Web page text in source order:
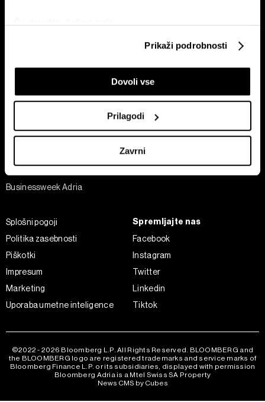
Identificirati napravo z aktivnim preverjanjem
lastnosti (odčitavanje prstnih odtisov)
Poglejte si še, kako se obdelujejo vaši osebni podatki in
nastavite svoje preference vrazdelku o podrobnostih
iz Izjave o piškotkih.
Skupni upravljavci obdelave so HD-WIN ARENA SPORT
d.o.o. inPartnerji
pa vPolitiki piškotkov
Piškotke lahko kadar koli ponovno prilagodite tako, da
kliknete možnost »Prikaži podrobnosti«. Privolitev lahko
kadar koli prekličete brez kakršnih koli posledic.
Prikaži podrobnosti
Dovoli vse
Prilagodi
Zavrni
Finančni trgi
Tehnologija
Šport
Businessweek Adria
Splošni pogoji
Politika zasebnosti
Piškotki
Impresum
Marketing
Uporaba umetne inteligence
Spremljajte nas
Facebook
Instagram
Twitter
Linkedin
Tiktok
©2022 - 2026 Bloomberg L.P. All Rights Reserved. BLOOMBERG and
the BLOOMBERG logo are registered trademarks and service marks of
Bloomberg Finance L.P. or its subsidiaries, displayed with permission
Bloomberg Adria is a Mtel Swiss SA Property
News CMS by Cubes